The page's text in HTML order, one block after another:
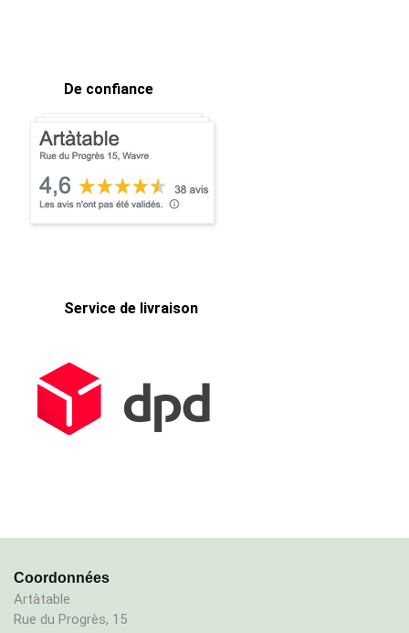
De confiance
Service de livraison
Coordonnées
Artàtable
Rue du Progrès, 15